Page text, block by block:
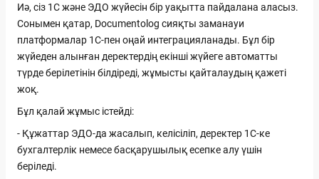
Иә, сіз 1С және ЭДО жүйесін бір уақытта пайдалана аласыз.
Сонымен қатар, Documentolog сияқты заманауи
платформалар 1С-пен оңай интеграцияланады. Бұл бір
жүйеден алынған деректердің екінші жүйеге автоматты
түрде берілетінін білдіреді, жұмысты қайталаудың қажеті
жоқ.
Бұл қалай жұмыс істейді:
- Құжаттар ЭДО-да жасалып, келісіліп, деректер 1С-ке
бухгалтерлік немесе басқарушылық есепке алу үшін
беріледі.